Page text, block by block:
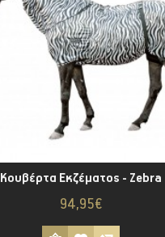
Κουβέρτα Εκζέματος - Zebra
94,95€